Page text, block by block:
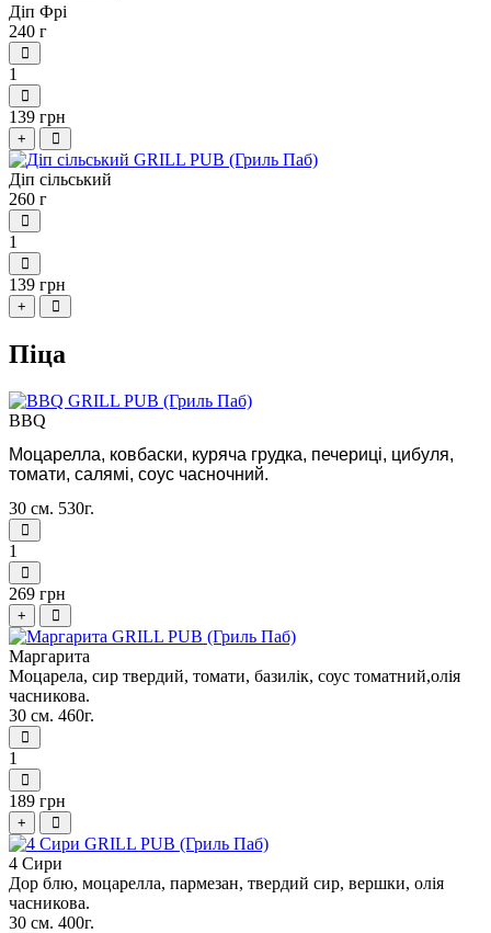
Діп Фрі
240 г
1
139 грн
+
Діп сільський
260 г
1
139 грн
+
Піца
BBQ
Моцарелла, ковбаски, куряча грудка, печериці, цибуля,
томати, салямі, соус часночний.
30 см. 530г.
1
269 грн
+
Маргарита
Моцарела, сир твердий, томати, базилік, соус томатний,олiя
часникова.
30 см. 460г.
1
189 грн
+
4 Сири
Дор блю, моцарелла, пармезан, твердий сир, вершки, олiя
часникова.
30 см. 400г.